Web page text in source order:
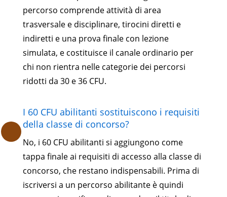
percorso comprende attività di area
trasversale e disciplinare, tirocini diretti e
indiretti e una prova finale con lezione
simulata, e costituisce il canale ordinario per
chi non rientra nelle categorie dei percorsi
ridotti da 30 e 36 CFU.
I 60 CFU abilitanti sostituiscono i requisiti
della classe di concorso?
No, i 60 CFU abilitanti si aggiungono come
tappa finale ai requisiti di accesso alla classe di
concorso, che restano indispensabili. Prima di
iscriversi a un percorso abilitante è quindi